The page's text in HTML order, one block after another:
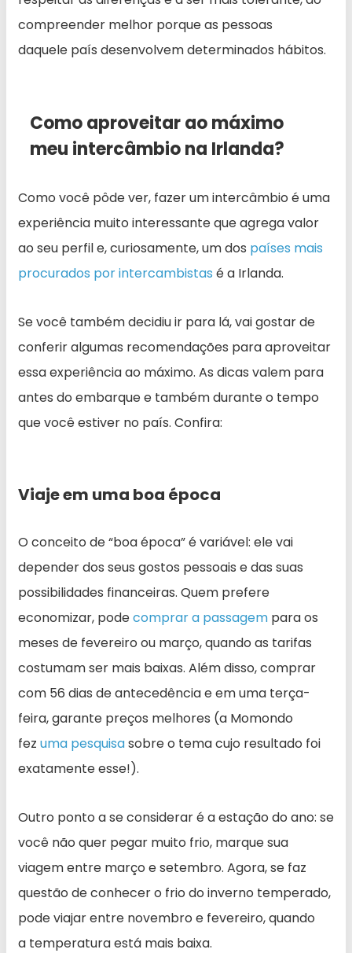
compreender melhor porque as pessoas
daquele país desenvolvem determinados hábitos.
Como aproveitar ao máximo
meu intercâmbio na Irlanda?
Como você pôde ver, fazer um intercâmbio é uma
experiência muito interessante que agrega valor
ao seu perfil e, curiosamente, um dos países mais
procurados por intercambistas é a Irlanda.
Se você também decidiu ir para lá, vai gostar de
conferir algumas recomendações para aproveitar
essa experiência ao máximo. As dicas valem para
antes do embarque e também durante o tempo
que você estiver no país. Confira:
Viaje em uma boa época
O conceito de “boa época” é variável: ele vai
depender dos seus gostos pessoais e das suas
possibilidades financeiras. Quem prefere
economizar, podecomprar a passagem para os
meses de fevereiro ou março, quando as tarifas
costumam ser mais baixas. Além disso, comprar
com 56 dias de antecedência e em uma terça-
feira, garante preços melhores (a Momondo
fez uma pesquisasobre o tema cujo resultado foi
exatamente esse!).
Outro ponto a se considerar é a estação do ano: se
você não quer pegar muito frio, marque sua
viagem entre março e setembro. Agora, se faz
questão de conhecer o frio do inverno temperado,
pode viajar entre novembro e fevereiro, quando
a temperatura está mais baixa.